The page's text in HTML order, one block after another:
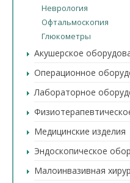
Неврология
Офтальмоскопия
Глюкометры
Акушерское
Операционное
Лабораторное
Медицинские изделия
Эндоскопическое
Малоинвазивная